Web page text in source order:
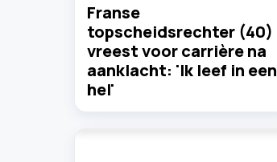
Franse
topscheidsrechter (40)
vreest voor carrière na
aanklacht: 'Ik leef in een
hel'